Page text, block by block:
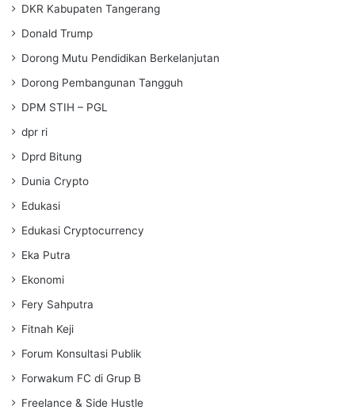
DKR Kabupaten Tangerang
Donald Trump
Dorong Mutu Pendidikan Berkelanjutan
Dorong Pembangunan Tangguh
DPM STIH – PGL
dpr ri
Dprd Bitung
Dunia Crypto
Edukasi
Edukasi Cryptocurrency
Eka Putra
Ekonomi
Fery Sahputra
Fitnah Keji
Forum Konsultasi Publik
Forwakum FC di Grup B
Freelance & Side Hustle